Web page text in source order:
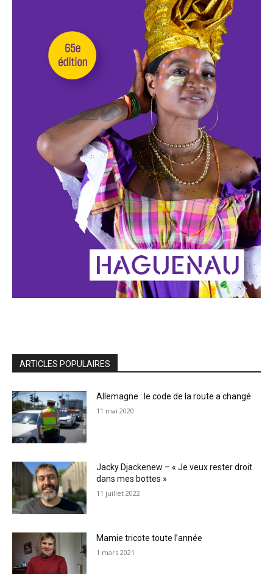
ARTICLES POPULAIRES
Allemagne : le code de la route a changé
11 mai 2020
Jacky Djackenew – « Je veux rester droit
dans mes bottes »
11 juillet 2022
Mamie tricote toute l’année
1 mars 2021